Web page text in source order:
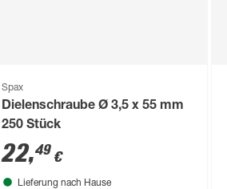
Spax
Dielenschraube Ø 3,5 x 55 mm
250 Stück
22,49€
Lieferung nach Hause